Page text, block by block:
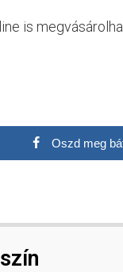
is
Oszd meg